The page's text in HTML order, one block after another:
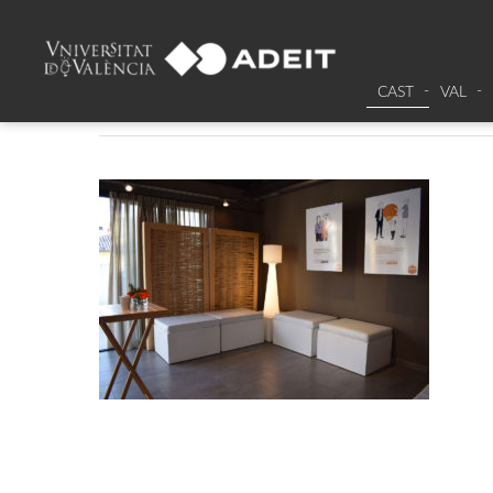
CAST VAL
DSC_0009